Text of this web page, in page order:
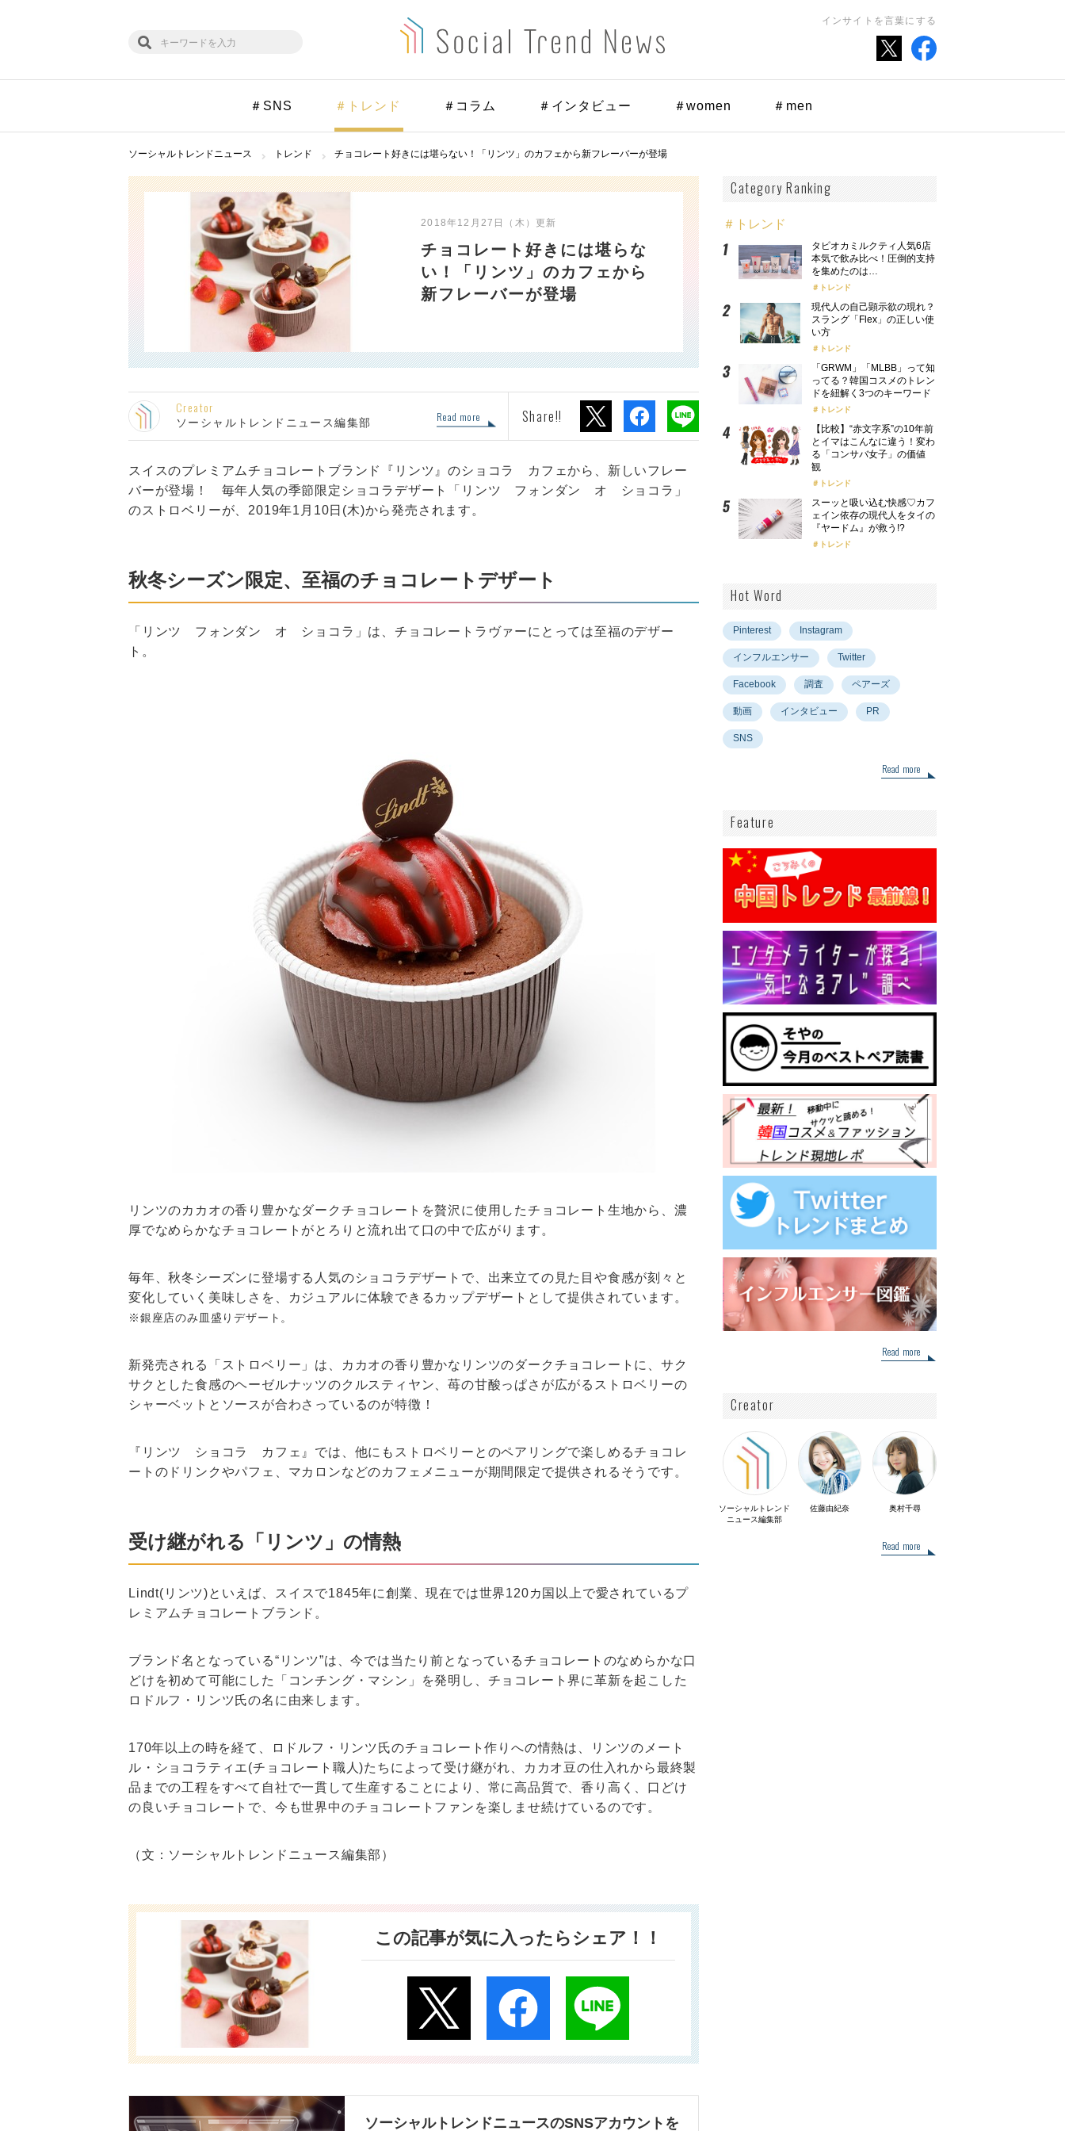
インサイトを言葉にする
＃SNS ＃トレンド ＃コラム ＃インタビュー ＃women ＃men
ソーシャルトレンドニュース トレンド チョコレート好きには堪らない！「リンツ」のカフェから新フレーバーが登場
2018年12月27日（木）更新
チョコレート好きには堪らな
い！「リンツ」のカフェから
新フレーバーが登場
Creator
ソーシャルトレンドニュース編集部 Read more Share!!
スイスのプレミアムチョコレートブランド『リンツ』のショコラ カフェから、新しいフレー
バーが登場！ 毎年人気の季節限定ショコラデザート「リンツ フォンダン オ ショコラ」
のストロベリーが、2019年1月10日(木)から発売されます。
秋冬シーズン限定、至福のチョコレートデザート
「リンツ フォンダン オ ショコラ」は、チョコレートラヴァーにとっては至福のデザー
ト。
リンツのカカオの香り豊かなダークチョコレートを贅沢に使用したチョコレート生地から、濃
厚でなめらかなチョコレートがとろりと流れ出て口の中で広がります。
毎年、秋冬シーズンに登場する人気のショコラデザートで、出来立ての見た目や食感が刻々と
変化していく美味しさを、カジュアルに体験できるカップデザートとして提供されています。
※銀座店のみ皿盛りデザート。
新発売される「ストロベリー」は、カカオの香り豊かなリンツのダークチョコレートに、サク
サクとした食感のヘーゼルナッツのクルスティヤン、苺の甘酸っぱさが広がるストロベリーの
シャーベットとソースが合わさっているのが特徴！
『リンツ ショコラ カフェ』では、他にもストロベリーとのペアリングで楽しめるチョコレ
ートのドリンクやパフェ、マカロンなどのカフェメニューが期間限定で提供されるそうです。
受け継がれる「リンツ」の情熱
Lindt(リンツ)といえば、スイスで1845年に創業、現在では世界120カ国以上で愛されているプ
レミアムチョコレートブランド。
ブランド名となっている“リンツ”は、今では当たり前となっているチョコレートのなめらかな口
どけを初めて可能にした「コンチング・マシン」を発明し、チョコレート界に革新を起こした
ロドルフ・リンツ氏の名に由来します。
170年以上の時を経て、ロドルフ・リンツ氏のチョコレート作りへの情熱は、リンツのメート
ル・ショコラティエ(チョコレート職人)たちによって受け継がれ、カカオ豆の仕入れから最終製
品までの工程をすべて自社で一貫して生産することにより、常に高品質で、香り高く、口どけ
の良いチョコレートで、今も世界中のチョコレートファンを楽しませ続けているのです。
（文：ソーシャルトレンドニュース編集部）
この記事が気に入ったらシェア！！
ソーシャルトレンドニュースのSNSアカウントを
Category Ranking
＃トレンド
タピオカミルクティ人気6店
本気で飲み比べ！圧倒的支持
を集めたのは…
トレンド
現代人の自己顕示欲の現れ？
スラング「Flex」の正しい使
い方
トレンド
「GRWM」「MLBB」って知
ってる？韓国コスメのトレン
ドを紐解く3つのキーワード
トレンド
【比較】“赤文字系”の10年前
とイマはこんなに違う！変わ
る「コンサバ女子」の価値
観
トレンド
スーッと吸い込む快感♡カフ
ェイン依存の現代人をタイの
『ヤードム』が救う!?
トレンド
Hot Word
Pinterest Instagram
インフルエンサー Twitter
Facebook 調査 ペアーズ
動画 インタビュー PR
SNS
Read more
Feature
Read more
Creator
ソーシャルトレンド
ニュース編集部
佐藤由紀奈 奥村千尋
Read more